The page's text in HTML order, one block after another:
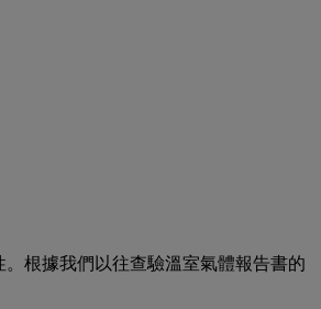
根據我們以往查驗溫室氣體報告書的